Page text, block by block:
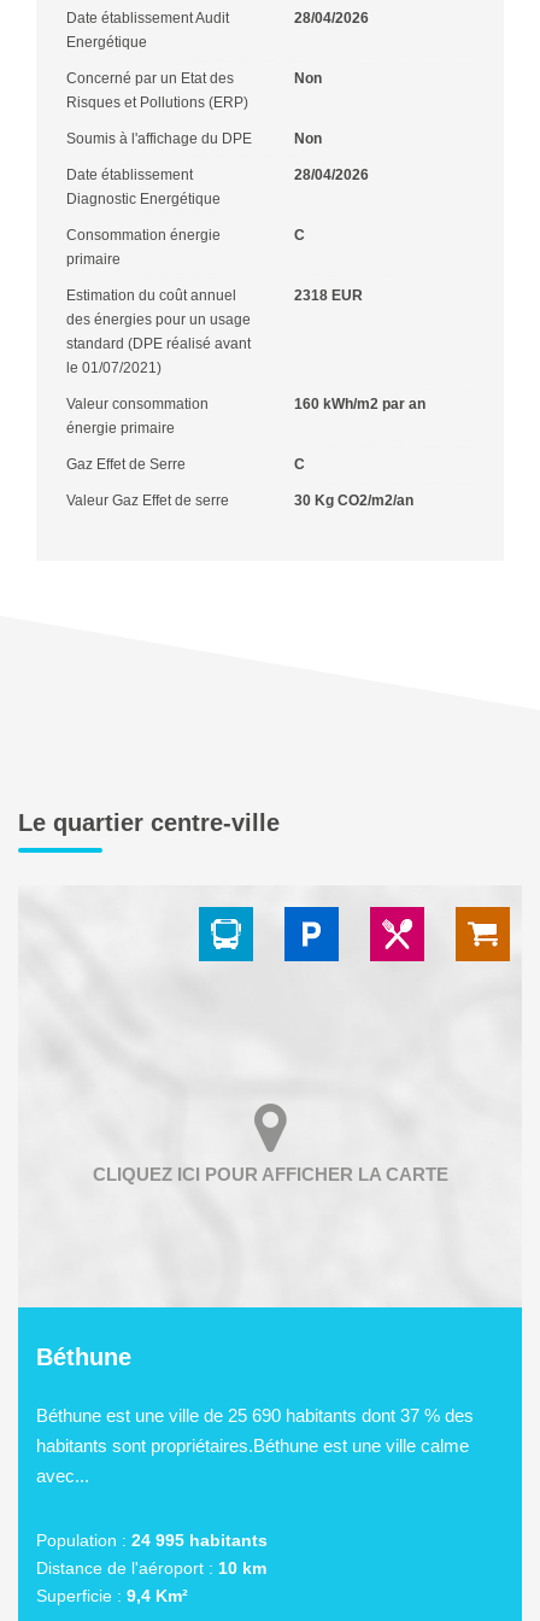
Date établissement Audit
Energétique
28/04/2026
Concerné par un Etat des
Risques et Pollutions (ERP)
Non
Soumis à l'affichage du DPE Non
Date établissement
Diagnostic Energétique
28/04/2026
Consommation énergie
primaire
C
Estimation du coût annuel
des énergies pour un usage
standard (DPE réalisé avant
le 01/07/2021)
2318 EUR
Valeur consommation
énergie primaire
160 kWh/m2 par an
Gaz Effet de Serre C
Valeur Gaz Effet de serre 30 Kg CO2/m2/an
Le quartier centre-ville
Béthune
Béthune est une ville de 25 690 habitants dont 37 % des
habitants sont propriétaires.Béthune est une ville calme
avec...
Population : 24 995 habitants
Distance de l'aéroport : 10 km
Superficie : 9,4 Km²